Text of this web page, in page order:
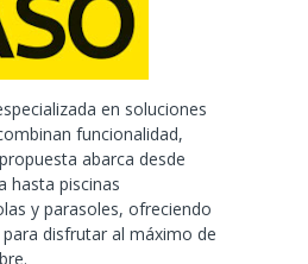
en soluciones
funcionalidad,
abarca desde
hasta piscinas
y parasoles, ofreciendo
disfrutar al máximo de